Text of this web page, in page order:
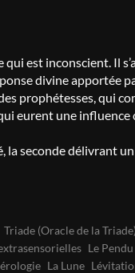
est inconscient. Il
divine
prophétesses, qui
eurent une
seconde délivrant
Triade (Oracle de la Triade)
Le Pendu
La Lune